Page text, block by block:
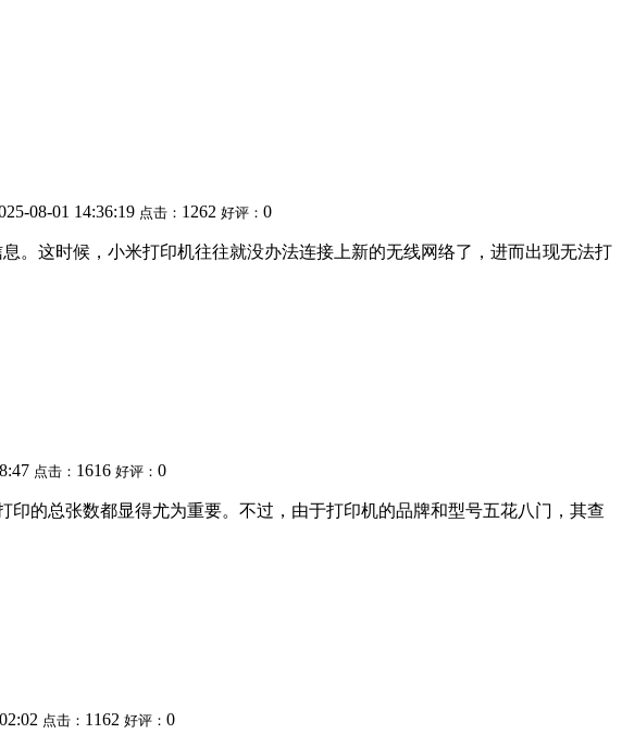
08-01 14:36:19 点击： 1262 好评： 0
。这时候，小米打印机往往就没办法连接上新的无线网络了，进而出现无法打
点击： 1616 好评： 0
的总张数都显得尤为重要。不过，由于打印机的品牌和型号五花八门，其查
点击： 1162 好评： 0